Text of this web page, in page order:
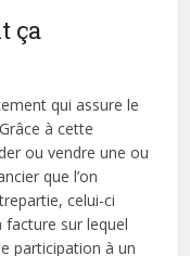
ça
qui assure le
à cette
ou vendre une ou
que l’on
celui-ci
facture sur lequel
participation à un